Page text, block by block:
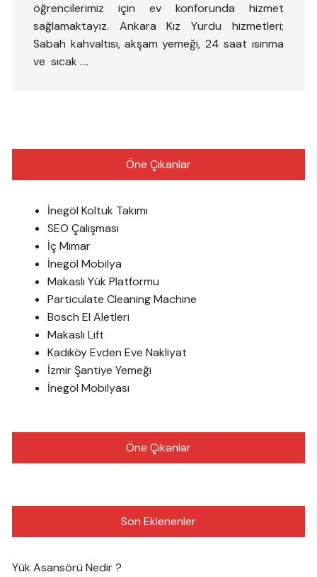
öğrencilerimiz için ev konforunda hizmet
sağlamaktayız. Ankara Kız Yurdu hizmetleri;
Sabah kahvaltısı, akşam yemeği, 24 saat ısınma
ve sıcak ….
Öne Çıkanlar
İnegöl Koltuk Takımı
SEO Çalışması
İç Mimar
İnegöl Mobilya
Makaslı Yük Platformu
Particulate Cleaning Machine
Bosch El Aletleri
Makaslı Lift
Kadıköy Evden Eve Nakliyat
İzmir Şantiye Yemeği
İnegöl Mobilyası
Öne Çıkanlar
Son Eklenenler
Yük Asansörü Nedir ?